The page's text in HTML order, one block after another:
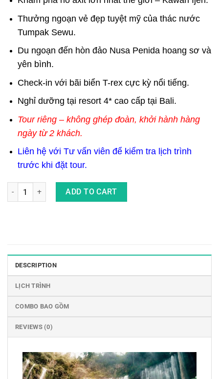
Thưởng ngoạn vẻ đẹp tuyệt mỹ của thác nước
Tumpak Sewu.
Du ngoạn đến hòn đảo Nusa Penida hoang sơ và
yên bình.
Check-in với bãi biển T-rex cực kỳ nổi tiếng.
Nghỉ dưỡng tại resort 4* cao cấp tại Bali.
Tour riêng – không ghép đoàn, khởi hành hàng
ngày từ 2 khách.
Liên hệ với Tư vấn viên để kiểm tra lịch trình
trước khi đặt tour.
Combo Tour Du Lịch Thám Hiểm Đảo Bali Và Đông Java 6
ADD TO CART
DESCRIPTION
LỊCH TRÌNH
COMBO BAO GỒM
REVIEWS (0)